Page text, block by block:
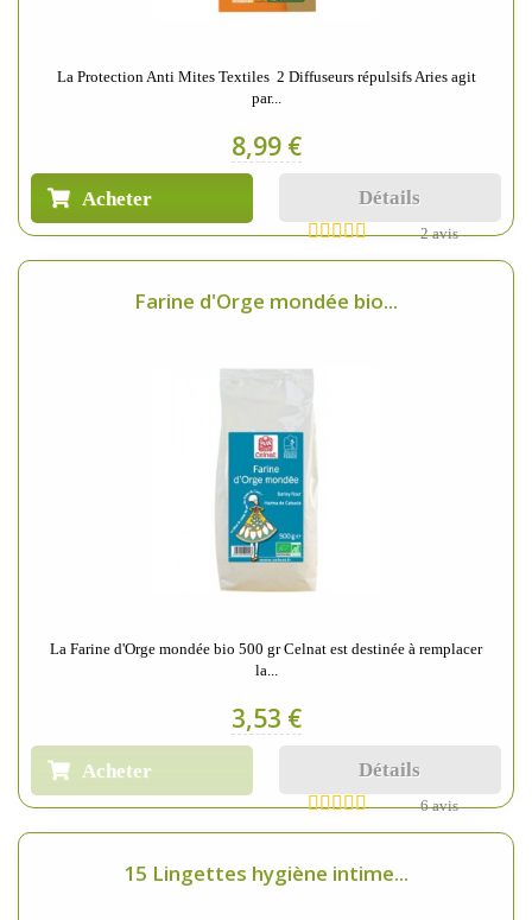
La Protection Anti Mites Textiles 2 Diffuseurs répulsifs Aries agit
par...
8,99 €
Acheter Détails
2 avis
Farine d'Orge mondée bio...
La Farine d'Orge mondée bio 500 gr Celnat est destinée à remplacer
la...
3,53 €
Acheter Détails
6 avis
15 Lingettes hygiène intime...